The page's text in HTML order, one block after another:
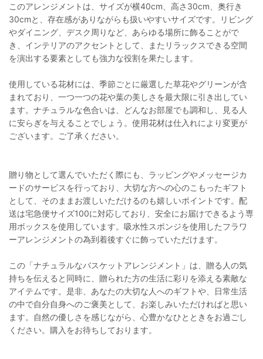
このアレンジメントは、サイズが横40cm、高さ30cm、奥行き
30cmと、存在感がありながらも扱いやすいサイズです。リビング
やダイニング、デスク周りなど、あらゆる場所に飾ることがで
き、インテリアのアクセントとして、またリラックスできる空間
を演出する要素としても強力な役割を果たします。
使用している花材には、季節ごとに厳選した草花やグリーンが含
まれており、一つ一つの花や葉の美しさを最大限に引き出してい
ます。ナチュラルな色合いは、どんなお部屋でも調和し、見る人
に安らぎを与えることでしょう。使用花材は仕入れにより変更が
ございます。ご了承ください。
贈り物として選んでいただく際にも、ラッピングやメッセージカ
ードのサービスを行っており、大切な方への心のこもったギフト
として、そのままお渡しいただけるのも嬉しいポイントです。配
送は宅急便サイズ100に対応しており、安全にお届けできるよう専
用ボックスを使用しています。吸水性スポンジを使用したフラワ
ーアレンジメントの為到着後すぐに飾っていただけます。
この「ナチュラルなバスケットアレンジメント」は、贈る人の気
持ちを伝えると同時に、贈られた方の生活に彩りを添える素敵な
アイテムです。是非、あなたの大切な人へのギフトや、日常生活
の中で自分自身へのご褒美として、お楽しみいただければと思い
ます。自然の優しさを感じながら、心豊かなひとときをお過ごし
ください。購入をお待ちしております。